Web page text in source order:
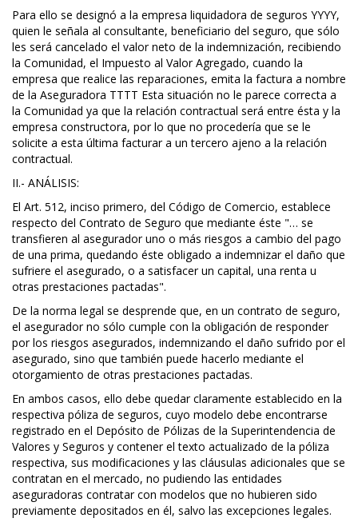
Para ello se designó a la empresa liquidadora de seguros YYYY,
quien le señala al consultante, beneficiario del seguro, que sólo
les será cancelado el valor neto de la indemnización, recibiendo
la Comunidad, el Impuesto al Valor Agregado, cuando la
empresa que realice las reparaciones, emita la factura a nombre
de la Aseguradora TTTT Esta situación no le parece correcta a
la Comunidad ya que la relación contractual será entre ésta y la
empresa constructora, por lo que no procedería que se le
solicite a esta última facturar a un tercero ajeno a la relación
contractual.
II.- ANÁLISIS:
El Art. 512, inciso primero, del Código de Comercio, establece
respecto del Contrato de Seguro que mediante éste "… se
transfieren al asegurador uno o más riesgos a cambio del pago
de una prima, quedando éste obligado a indemnizar el daño que
sufriere el asegurado, o a satisfacer un capital, una renta u
otras prestaciones pactadas".
De la norma legal se desprende que, en un contrato de seguro,
el asegurador no sólo cumple con la obligación de responder
por los riesgos asegurados, indemnizando el daño sufrido por el
asegurado, sino que también puede hacerlo mediante el
otorgamiento de otras prestaciones pactadas.
En ambos casos, ello debe quedar claramente establecido en la
respectiva póliza de seguros, cuyo modelo debe encontrarse
registrado en el Depósito de Pólizas de la Superintendencia de
Valores y Seguros y contener el texto actualizado de la póliza
respectiva, sus modificaciones y las cláusulas adicionales que se
contratan en el mercado, no pudiendo las entidades
aseguradoras contratar con modelos que no hubieren sido
previamente depositados en él, salvo las excepciones legales.